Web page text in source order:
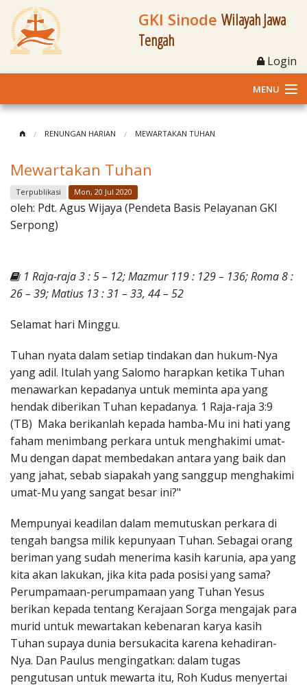
GKI Sinode Wilayah Jawa
Tengah
Login
MENU
Klasis dan Jemaat
Berita Kegiatan
Materi
Penerbitan
RENUNGAN HARIAN MEWARTAKAN TUHAN
Mewartakan Tuhan
Terpublikasi Mon, 20 Jul 2020
oleh: Pdt. Agus Wijaya (Pendeta Basis Pelayanan GKI
Serpong)
1 Raja-raja 3 : 5 – 12; Mazmur 119 : 129 – 136; Roma 8 :
26 – 39; Matius 13 : 31 – 33, 44 – 52
Selamat hari Minggu.
Tuhan nyata dalam setiap tindakan dan hukum-Nya
yang adil. Itulah yang Salomo harapkan ketika Tuhan
menawarkan kepadanya untuk meminta apa yang
hendak diberikan Tuhan kepadanya. 1 Raja-raja 3:9
(TB) Maka berikanlah kepada hamba-Mu ini hati yang
faham menimbang perkara untuk menghakimi umat-
Mu dengan dapat membedakan antara yang baik dan
yang jahat, sebab siapakah yang sanggup menghakimi
umat-Mu yang sangat besar ini?"
Mempunyai keadilan dalam memutuskan perkara di
tengah bangsa milik kepunyaan Tuhan. Sebagai orang
beriman yang sudah menerima kasih karunia, apa yang
kita akan lakukan, jika kita pada posisi yang sama?
Perumpamaan-perumpamaan yang Tuhan Yesus
berikan kepada tentang Kerajaan Sorga mengajak para
murid untuk mewartakan kebenaran karya kasih
Tuhan supaya dunia bersukacita karena kehadiran-
Nya. Dan Paulus mengingatkan: dalam tugas
pengutusan untuk mewarta itu, Roh Kudus menyertai